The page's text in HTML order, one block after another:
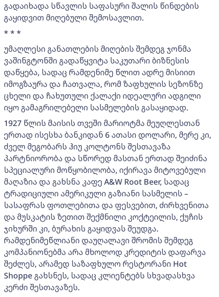
გადაიხადა სწავლის საფასური შალის წინდების
გაყიდვით მიღებული შემოსავლით.
* * *
უმაღლესი განათლების მიღების შემდეგ ჯონმა
ვაშინგტონში გადაწყვიტა საკუთარი ბიზნესის
დაწყება, სადაც რამდენიმე წლით ადრე მისიით
იმოგზაურა და ჩათვალა, რომ ზაფხულის სეზონზე
ცხელი და ჩახუთული ქალაქი იდეალური ადგილი
იყო გამაგრილებელი სასმელების გასაყიდად.
1927 წლის მაისის თვეში მარიოტმა მეუღლესთან
ერთად ისესხა ბანკიდან 6 ათასი დოლარი, მერე კი,
ძველ მეგობარს ჰიუ კოლტონს შესთავაზა
პარტნიორობა და სწორედ მასთან ერთად შეიძინა
სპეციალური მოწყობილობა, იქირავა მიტოვებული
მაღაზია და გახსნა კაფე A&W Root Beer, სადაც
ტრადიციული ამერიკული გაზიანი სასმელის –
სასაფრას ფოთლებითა და ფესვებით, ძირხვენითა
და მუსკატის ზეთით შექმნილი კოქტეილის, ქუჩის
ჯიხურში კი, ბურახის გაყიდვას შეუდგა.
რამდენიმეწლიანი დაუღალავი შრომის შემდეგ
კომპანიონებმა არა მხოლოდ კრედიტის დაფარვა
შეძლეს, არამედ საზაფხულო რესტორანი Hot
Shoppe გახსნეს, სადაც კლიენტებს სხვადასხვა
კერძი შესთავაზეს.